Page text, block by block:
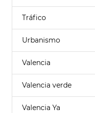
Tráfico
Urbanismo
Valencia
Valencia verde
Valencia Ya